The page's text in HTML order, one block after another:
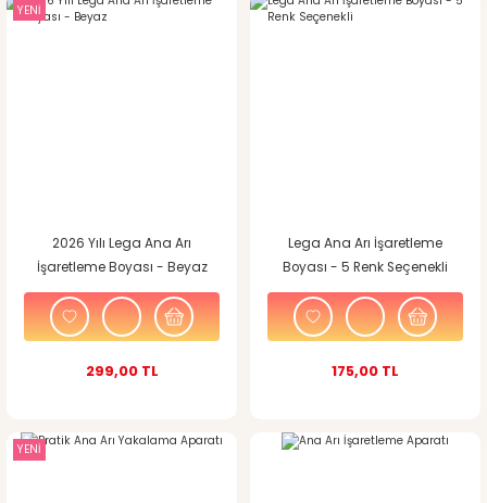
YENİ
2026 Yılı Lega Ana Arı
İşaretleme Boyası - Beyaz
299,00 TL
Lega Ana Arı İşaretleme
Boyası - 5 Renk Seçenekli
175,00 TL
YENİ